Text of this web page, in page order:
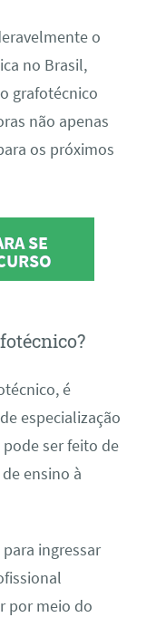
o
no Brasil,
grafotécnico
não apenas
os próximos
SE
é
especialização
pode ser feito de
ensino à
ingressar
por meio do